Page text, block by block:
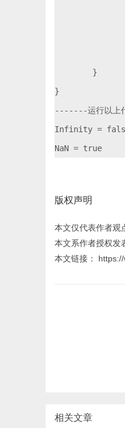
}
-------运行以上
Infinity =
版权声明
本文仅代表作者观
本文系作者授权发
本文链接：
相关文章